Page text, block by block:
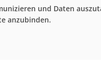
und Daten
anzubinden.